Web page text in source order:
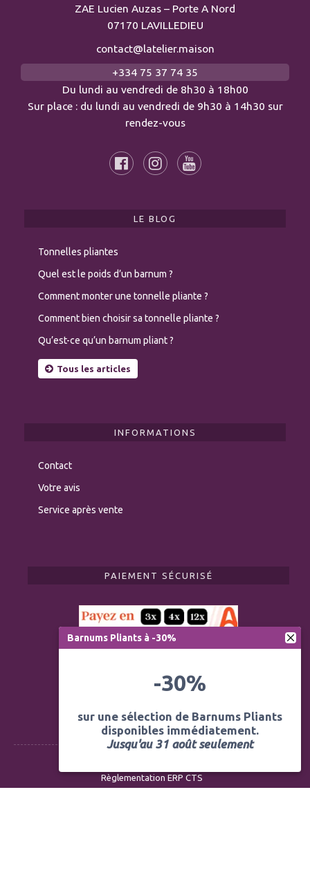
ZAE Lucien Auzas – Porte A Nord
07170 LAVILLEDIEU
contact@latelier.maison
+334 75 37 74 35
Du lundi au vendredi de 8h30 à 18h00
Sur place : du lundi au vendredi de 9h30 à 14h30 sur
rendez-vous
LE BLOG
Tonnelles pliantes
Quel est le poids d’un barnum ?
Comment monter une tonnelle pliante ?
Comment bien choisir sa tonnelle pliante ?
Qu’est-ce qu’un barnum pliant ?
Tous les articles
INFORMATIONS
Contact
Votre avis
Service après vente
PAIEMENT SÉCURISÉ
Règlementation ERP CTS
Barnums Pliants à -30%
-30%
sur une sélection de Barnums Pliants
disponibles immédiatement.
Jusqu'au 31 août seulement